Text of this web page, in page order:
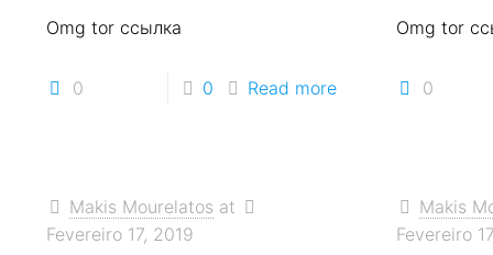
Omg tor ссылка
0 0 Read more
Omg tor
0
Makis Mourelatos at
Fevereiro 17, 2019
Makis
Fevereiro